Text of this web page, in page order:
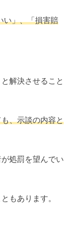
い」、「損害賠
解決させること
、示談の内容と
処罰を望んでい
もあります。